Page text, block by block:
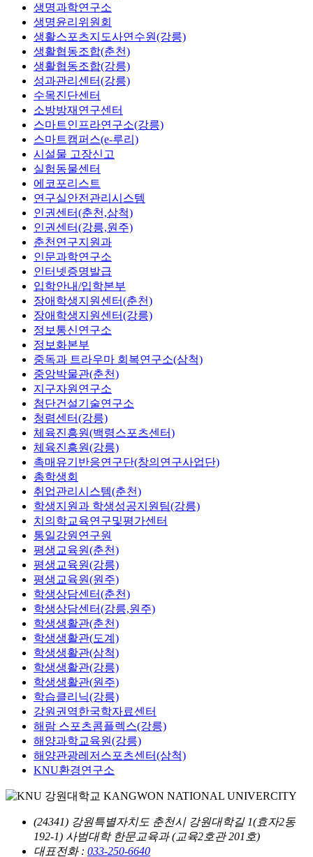
생명과학연구소
생명윤리위원회
생활스포츠지도사연수원(강릉)
생활협동조합(춘천)
생활협동조합(강릉)
성과관리센터(강릉)
수목진단센터
소방방재연구센터
스마트인프라연구소(강릉)
스마트캠퍼스(e-루리)
시설물 고장신고
실험동물센터
에코포리스트
연구실안전관리시스템
인권센터(춘천,삼척)
인권센터(강릉,원주)
춘천연구지원과
인문과학연구소
인터넷증명발급
입학안내/입학본부
장애학생지원센터(춘천)
장애학생지원센터(강릉)
정보통신연구소
정보화본부
중독과 트라우마 회복연구소(삼척)
중앙박물관(춘천)
지구자원연구소
첨단건설기술연구소
청렴센터(강릉)
체육진흥원(백령스포츠센터)
체육진흥원(강릉)
촉매유기반응연구단(창의연구사업단)
총학생회
취업관리시스템(춘천)
학생지원과 학생성공지원팀(강릉)
치의학교육연구및평가센터
통일강원연구원
평생교육원(춘천)
평생교육원(강릉)
평생교육원(원주)
학생상담센터(춘천)
학생상담센터(강릉,원주)
학생생활관(춘천)
학생생활관(도계)
학생생활관(삼척)
학생생활관(강릉)
학생생활관(원주)
학습클리닉(강릉)
강원권역한국학자료센터
해람 스포츠콤플렉스(강릉)
해양과학교육원(강릉)
해양관광레저스포츠센터(삼척)
KNU환경연구소
(24341) 강원특별자치도 춘천시 강원대학길 1(효자2동
192-1) 사범대학 한문교육과 (교육2호관 201호)
대표전화 : 033-250-6640